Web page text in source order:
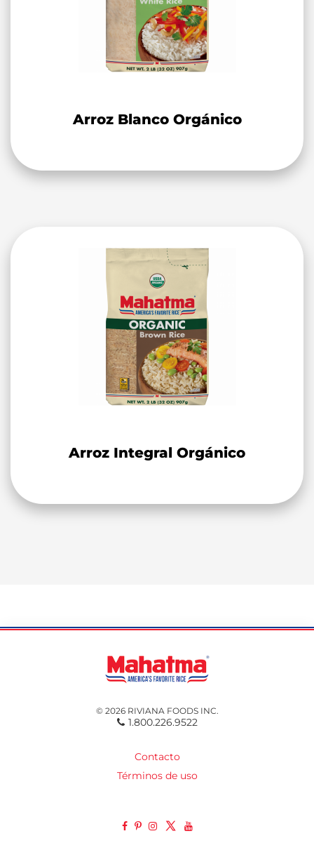
Arroz Blanco Orgánico
Arroz Integral Orgánico
© 2026 RIVIANA FOODS INC.
1.800.226.9522
Contacto
Términos de uso